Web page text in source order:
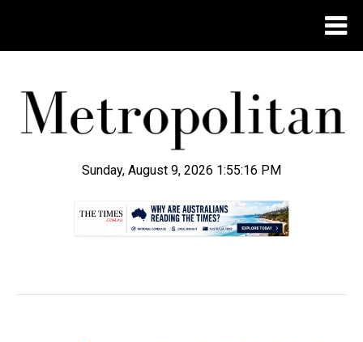
Sunday, August 9, 2026 1:55:17 PM